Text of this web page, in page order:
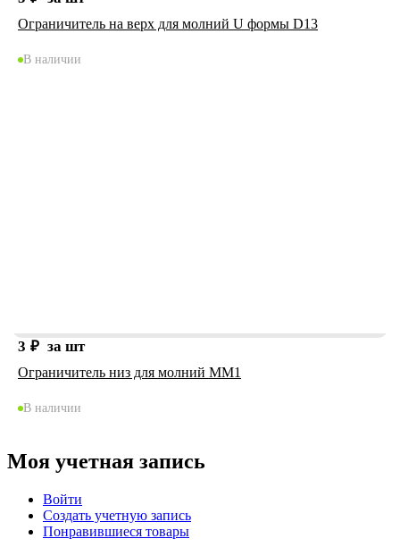
Ограничитель на верх для молний U формы D13
В наличии
3 ₽ за шт
Ограничитель низ для молний ММ1
В наличии
Моя учетная запись
Войти
Создать учетную запись
Понравившиеся товары